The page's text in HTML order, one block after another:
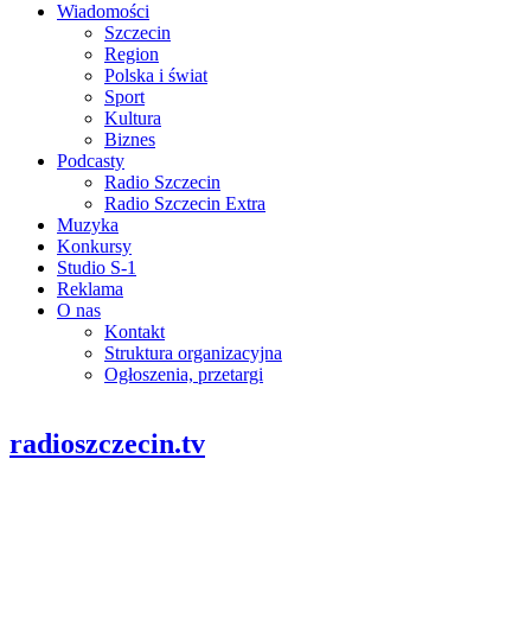
Wiadomości
Szczecin
Region
Polska i świat
Sport
Kultura
Biznes
Podcasty
Radio Szczecin
Radio Szczecin Extra
Muzyka
Konkursy
Studio S-1
Reklama
O nas
Kontakt
Struktura organizacyjna
Ogłoszenia, przetargi
radioszczecin.tv